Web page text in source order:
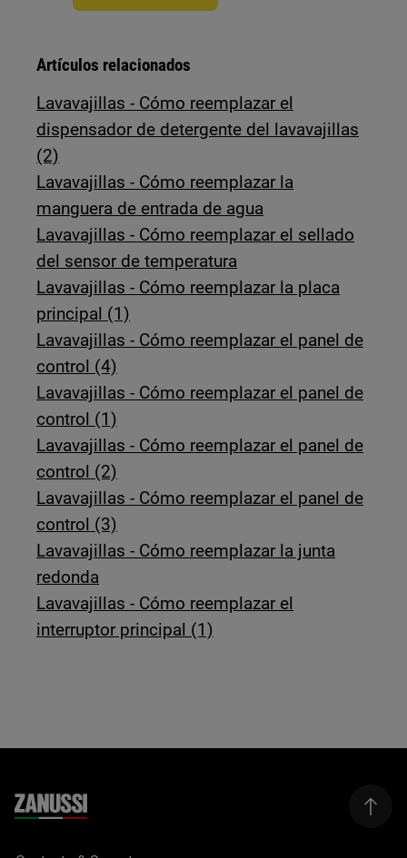
Artículos relacionados
Lavavajillas - Cómo reemplazar el
dispensador de detergente del lavavajillas
(2)
Lavavajillas - Cómo reemplazar la
manguera de entrada de agua
Lavavajillas - Cómo reemplazar el sellado
del sensor de temperatura
Lavavajillas - Cómo reemplazar la placa
principal (1)
Lavavajillas - Cómo reemplazar el panel de
control (4)
Lavavajillas - Cómo reemplazar el panel de
control (1)
Lavavajillas - Cómo reemplazar el panel de
control (2)
Lavavajillas - Cómo reemplazar el panel de
control (3)
Lavavajillas - Cómo reemplazar la junta
redonda
Lavavajillas - Cómo reemplazar el
interruptor principal (1)